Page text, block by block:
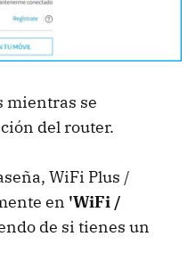
mientras se
del router.
WiFi Plus /
en 'WiFi /
de si tienes un